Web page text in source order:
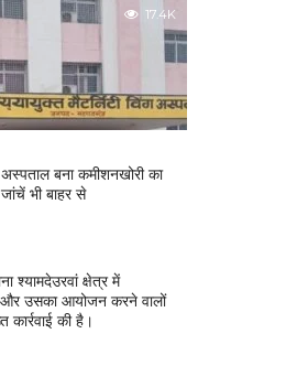
17.4K
बना कमीशनखोरी का
भी बाहर से
श्यामदेउरवां क्षेत्र में
उसका आयोजन करने वालों
की है।